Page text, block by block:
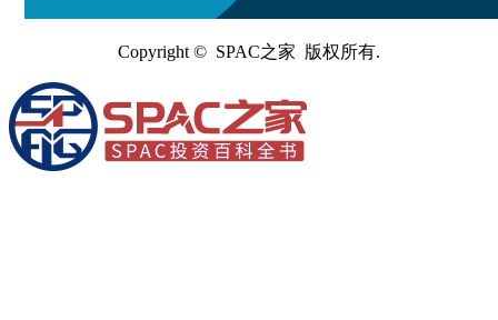
Copyright © SPAC之家 版权所有.